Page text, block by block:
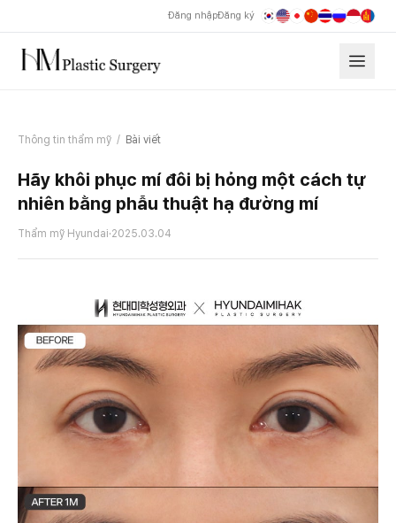
Đăng nhậpĐăng ký
Thông tin thẩm mỹ / Bài viết
Hãy khôi phục mí đôi bị hỏng một cách tự
nhiên bằng phẫu thuật hạ đường mí
Thẩm mỹ Hyundai·2025.03.04